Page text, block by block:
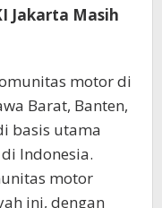
Jakarta Masih
motor di
Barat, Banten,
basis utama
Indonesia.
motor
ini, dengan